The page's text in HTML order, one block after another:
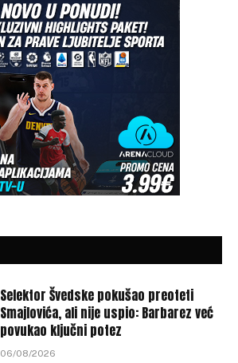
Selektor Švedske pokušao preoteti
Smajlovića, ali nije uspio: Barbarez već
povukao ključni potez
06/08/2026